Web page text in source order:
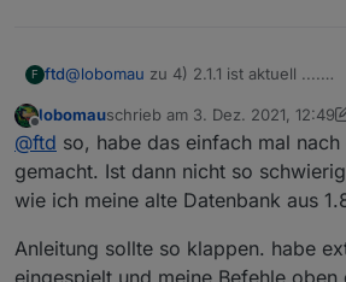
Dec
03 InfluxDBian
lines
* influxdb.service - InfluxDB is
Loaded:
loaded (/lib/
Active: activating (start)
Docs:
https://
Tasks:
2 (limit: 9300)
Memory:
1000.
0K
F ftd@lobomau zu 4) 2.1.1 ist aktuell ....
Offline
lobomauschrieb am 3. Dez. 2021, 12:49
zuletzt editiert von lobomau12.
@ftd so, habe das einfach mal
gemacht. Ist dann nicht so
wie ich meine alte Datenbank aus
Anleitung sollte so klappen. habe
eingespielt und meine Befehle oben